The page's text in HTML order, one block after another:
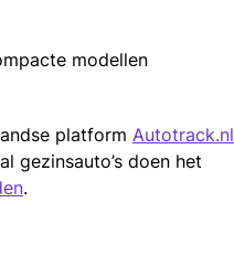
modellen
platform Autotrack.nl
gezinsauto’s doen het
.